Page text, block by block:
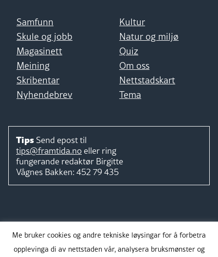
Samfunn
Kultur
Skule og jobb
Natur og miljø
Magasinett
Quiz
Meining
Om oss
Skribentar
Nettstadskart
Nyhendebrev
Tema
Tips Send epost til
tips@framtida.no eller ring
fungerande redaktør Birgitte
Vågnes Bakken: 452 79 435
Me bruker cookies og andre tekniske løysingar for å forbetra
opplevinga di av nettstaden vår, analysera bruksmønster og